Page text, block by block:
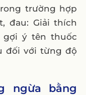
trường hợp
đau: Giải thích
gợi ý tên thuốc
đối với từng độ
ngừa bằng